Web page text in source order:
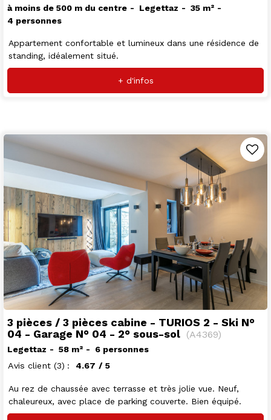
à moins de 500 m du centre Legettaz 35 m²
4 personnes
Appartement confortable et lumineux dans une résidence de
standing, idéalement situé.
+ d'infos
3 pièces / 3 pièces cabine - TURIOS 2 - Ski N°
04 - Garage N° 04 - 2° sous-sol (A4369)
Legettaz 58 m²
6 personnes
Avis client (3) 4.67 / 5
Au rez de chaussée avec terrasse et très jolie vue. Neuf,
chaleureux, avec place de parking couverte. Bien équipé.